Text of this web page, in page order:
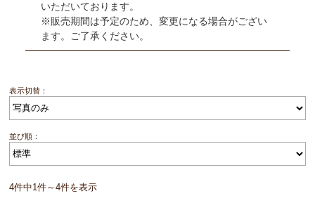
いただいております。
※販売期間は予定のため、変更になる場合がござい
ます。ご了承ください。
表示切替：
並び順：
4件中1件～4件を表示